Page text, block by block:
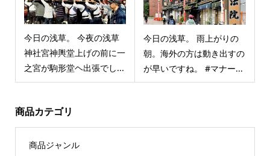
今日の浅草。 今夜の浅草
神社宮神輿堂上げの前に一
之宮が駒形堂ヘ出張でし...
今日の浅草。 雨上がりの
朝。海外の方は動き出すの
が早いですね。 #マナー...
商品カテゴリ
商品ジャンル